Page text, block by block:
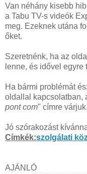
Van néhány kisebb
a Tabu TV-s videók
meg. Ezeknek utána
őket.
Szeretnénk, ha az
lenne, és idővel
Ha bármi problémát
oldallal kapcsolatban,
pont com" címre
Jó szórakozást
Címkék:szolgálati
AJÁNLÓ